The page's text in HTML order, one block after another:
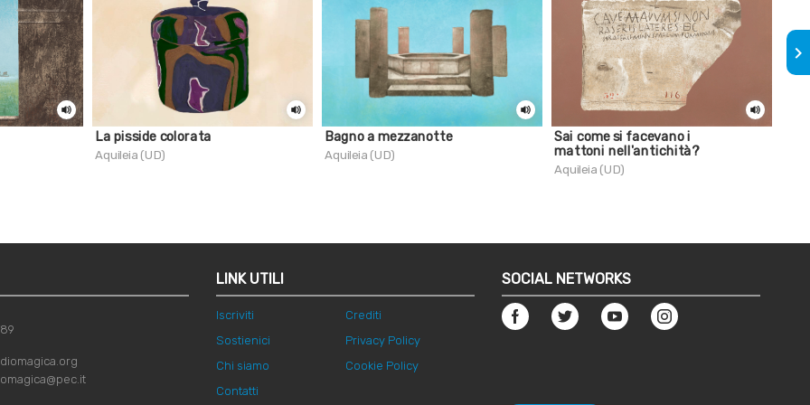
La pisside colorata
Aquileia (UD)
Bagno a mezzanotte
Aquileia (UD)
Sai come si facevano i
mattoni nell'antichità?
Aquileia (UD)
keyboard_arrow_right
LINK UTILI
Iscriviti
Sostienici
Chi siamo
Contatti
Crediti
Privacy Policy
Cookie Policy
SOCIAL NETWORKS